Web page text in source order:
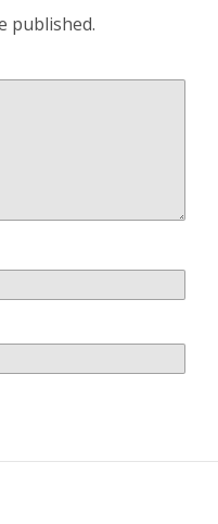
published.